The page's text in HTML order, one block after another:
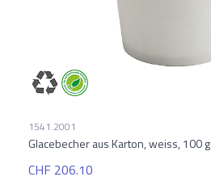
1541.2001
Glacebecher aus Karton, weiss, 100 g
CHF 206.10